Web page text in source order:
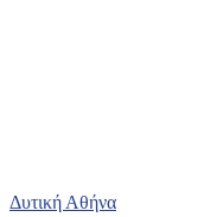
Δυτική Αθήνα